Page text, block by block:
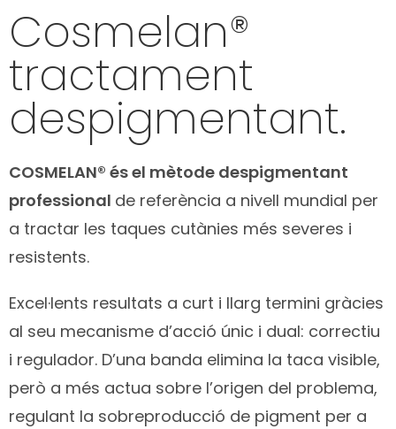
Cosmelan®
tractament
despigmentant.
COSMELAN® és el mètode despigmentant
professional de referència a nivell mundial per
a tractar les taques cutànies més severes i
resistents.
Excel·lents resultats a curt i llarg termini gràcies
al seu mecanisme d’acció únic i dual: correctiu
i regulador. D’una banda elimina la taca visible,
però a més actua sobre l’origen del problema,
regulant la sobreproducció de pigment per a